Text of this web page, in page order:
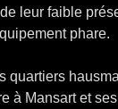
leur faible
phare.
quartiers
à Mansart et